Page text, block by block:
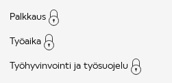
Palkkaus
Työaika
Työhyvinvointi ja työsuojelu